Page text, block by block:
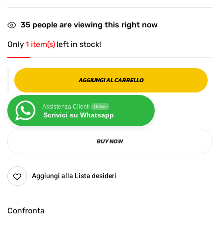
35 people are viewing this right now
Only1 item(s) left in stock!
AGGIUNGI AL CARRELLO
Assistenza Clienti Online
Scrivici su Whatsapp
BUY NOW
Aggiungi alla Lista desideri
Confronta